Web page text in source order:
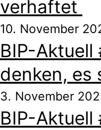
verhaftet
10. November
BIP-Aktuell
denken, es
3. November
BIP-